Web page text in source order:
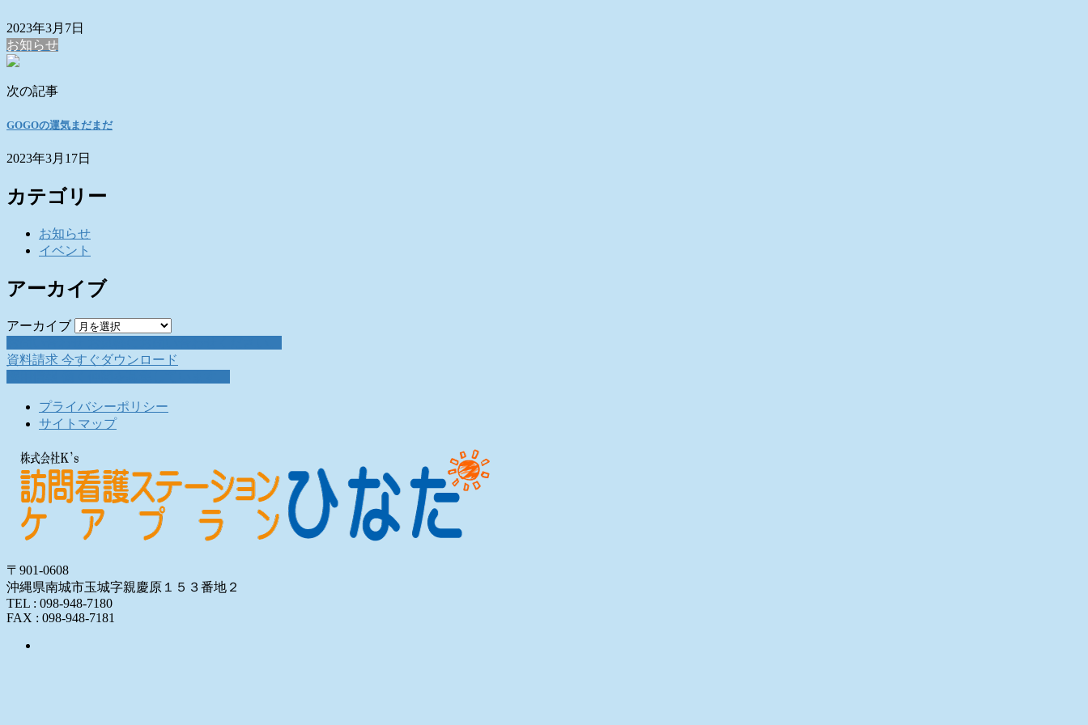
2023年3月7日
お知らせ
次の記事
GOGOの運気まだまだ
2023年3月17日
カテゴリー
お知らせ
イベント
アーカイブ
アーカイブ
資料請求 今すぐダウンロード
プライバシーポリシー
サイトマップ
〒901-0608
沖縄県南城市玉城字親慶原１５３番地２
TEL : 098-948-7180
FAX : 098-948-7181